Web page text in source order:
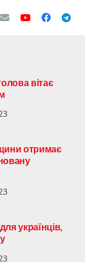
вітає
отримає
українців,